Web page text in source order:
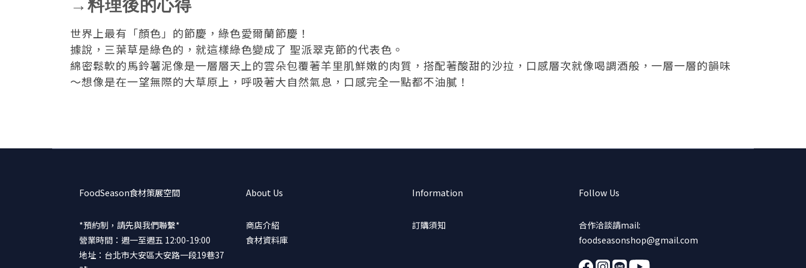
→料理後的心得
世界上最有「顏色」的節慶，綠色愛爾蘭節慶！
據說，三葉草是綠色的，就這樣綠色變成了 聖派翠克節的代表色。
綿密鬆軟的馬鈴薯泥像是一層層天上的雲朵包覆著羊里肌鮮嫩的肉質，搭配著酸甜的沙拉，口感層次就像喝調酒般，一層一層的韻味
～想像是在一望無際的大草原上，呼吸著大自然氣息，口感完全一點都不油膩！
FoodSeason食材策展空間
*預約制，請先與我們聯繫*
營業時間：週一至週五 12:00-19:00
地址：台北市大安區大安路一段19巷37
About Us
商店介紹
食材資料庫
Information
訂購須知
Follow Us
合作洽談請mail:
foodseasonshop@gmail.com